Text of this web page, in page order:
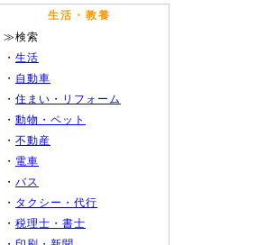
生活・教養
≫検索
・ 生活
・ 自動車
・ 住まい・リフォーム
・ 動物・ペット
・ 不動産
・ 電車
・ バス
・ タクシー・代行
・ 税理士・書士